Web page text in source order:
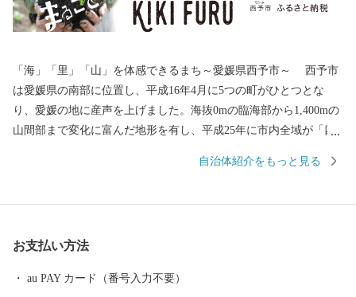
「海」「里」「山」を体感できるまち～愛媛県西予市～ 西予市
は愛媛県の南部に位置し、平成16年4月に5つの町がひとつとな
り、愛媛の地に産声を上げました。海抜0mの臨海部から1,400mの
山間部まで変化に富んだ地形を有し、平成25年に市内全域が「四
かな自然環境・景観、その地で息づいてきた歴史と伝統文化を誇
自治体紹介をもっと見る
お支払い方法
au PAY カード（番号入力不要）